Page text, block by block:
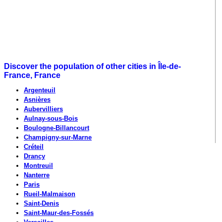
Discover the population of other cities in Île-de-
France, France
Argenteuil
Asnières
Aubervilliers
Aulnay-sous-Bois
Boulogne-Billancourt
Champigny-sur-Marne
Créteil
Drancy
Montreuil
Nanterre
Paris
Rueil-Malmaison
Saint-Denis
Saint-Maur-des-Fossés